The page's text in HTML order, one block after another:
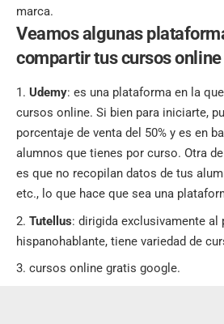
marca.
Veamos algunas
compartir tus cursos online
Udemy: es una plataforma en la
cursos online. Si bien para iniciarte,
porcentaje de venta del 50% y es en
alumnos que tienes por curso. Otra
es que no recopilan datos de tus
etc., lo que hace que sea una
Tutellus: dirigida exclusivamente al
hispanohablante, tiene variedad de
cursos online gratis google.